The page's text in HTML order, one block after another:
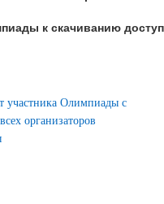
к скачиванию
участника Олимпиады с
организаторов